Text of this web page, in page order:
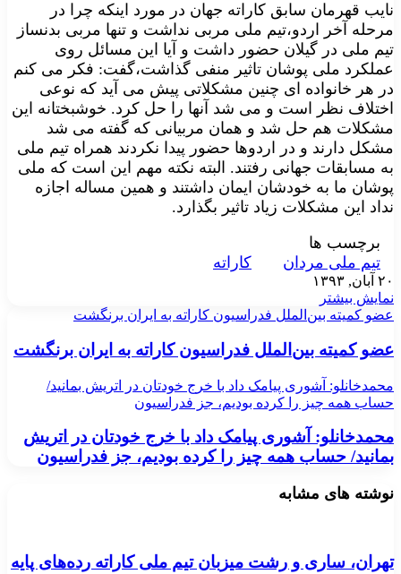
نایب قهرمان سابق کاراته جهان در مورد اینکه چرا در
مرحله آخر اردو،تیم ملی مربی نداشت و تنها مربی بدنساز
تیم ملی در گیلان حضور داشت و آیا این مسائل روی
عملکرد ملی پوشان تاثیر منفی گذاشت،گفت: فکر می کنم
در هر خانواده ای چنین مشکلاتی پیش می آید که نوعی
اختلاف نظر است و می شد آنها را حل کرد. خوشبختانه این
مشکلات هم حل شد و همان مربیانی که گفته می شد
مشکل دارند و در اردوها حضور پیدا نکردند همراه تیم ملی
به مسابقات جهانی رفتند. البته نکته مهم این است که ملی
پوشان ما به خودشان ایمان داشتند و همین مساله اجازه
نداد این مشکلات زیاد تاثیر بگذارد.
برچسب ها
تیم ملی مردان
کاراته
۲۰ آبان, ۱۳۹۳
نمایش بیشتر
عضو کمیته بین‌الملل فدراسیون کاراته به ایران برنگشت
عضو کمیته بین‌الملل فدراسیون کاراته به ایران برنگشت
محمدخانلو: آشوری پیامک داد با خرج خودتان در اتریش بمانید/
حساب همه چیز را کرده بودیم، جز فدراسیون
محمدخانلو: آشوری پیامک داد با خرج خودتان در اتریش
بمانید/ حساب همه چیز را کرده بودیم، جز فدراسیون
نوشته های مشابه
تهران، ساری و رشت میزبان تیم ملی کاراته رده‌های پایه